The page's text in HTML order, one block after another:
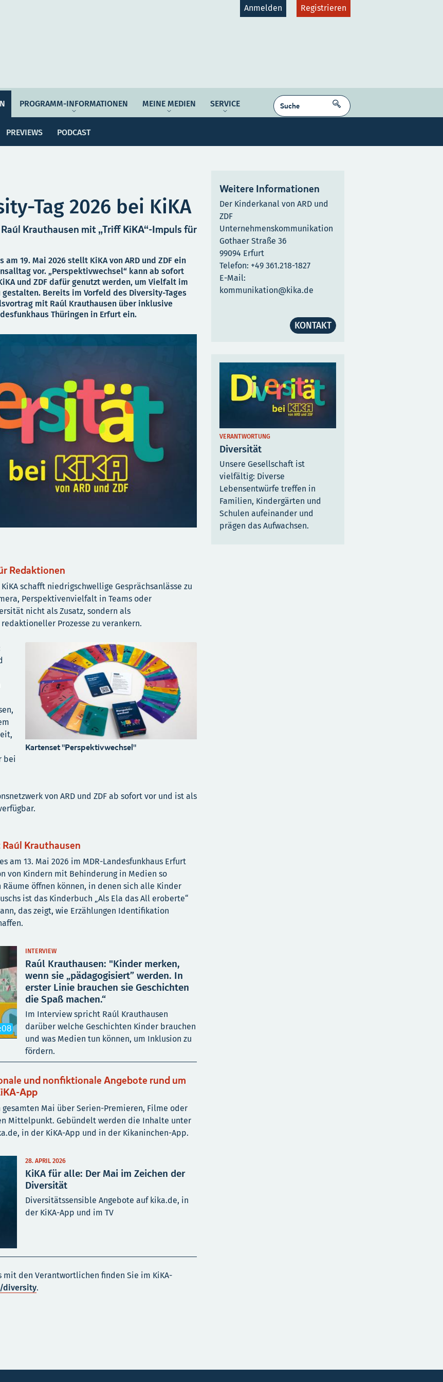
Anmelden Registrieren
PREVIEWS PODCAST
PROGRAMM-INFORMATIONEN MEINE MEDIEN SERVICE SUCHEN
& Philosophie Verantwortung Zielgruppen Plattformen
Dossiers Previews Podcast
Änderungsmeldungen
Tag 2026 bei KiKA
Krauthausen mit „Triff KiKA“-Impuls für
19. Mai 2026 stellt KiKA von ARD und ZDF ein
vor. „Perspektivwechsel“ kann ab sofort
und ZDF dafür genutzt werden, um Vielfalt im
Bereits im Vorfeld des Diversity-Tages
mit Raúl Krauthausen über inklusive
Thüringen in Erfurt ein.
Redaktionen
schafft niedrigschwellige Gesprächsanlässe zu
Perspektivenvielfalt in Teams oder
nicht als Zusatz, sondern als
Prozesse zu verankern.
Kartenset "Perspektivwechsel"
bei
von ARD und ZDF ab sofort vor und ist als
Krauthausen
am 13. Mai 2026 im MDR-Landesfunkhaus Erfurt
von Kindern mit Behinderung in Medien so
öffnen können, in denen sich alle Kinder
ist das Kinderbuch „Als Ela das All eroberte“
das zeigt, wie Erzählungen Identifikation
INTERVIEW
Raúl Krauthausen: "Kinder merken,
wenn sie „pädagogisiert” werden. In
erster Linie brauchen sie Geschichten
die Spaß machen.“
Im Interview spricht Raúl Krauthausen
darüber welche Geschichten Kinder brauchen
und was Medien tun können, um Inklusion zu
fördern.
und nonfiktionale Angebote rund um
App
Mai über Serien-Premieren, Filme oder
Mittelpunkt. Gebündelt werden die Inhalte unter
in der KiKA-App und in der Kikaninchen-App.
28. APRIL 2026
KiKA für alle: Der Mai im Zeichen der
Diversität
Diversitätssensible Angebote auf kika.de, in
der KiKA-App und im TV
den Verantwortlichen finden Sie im KiKA-
diversity.
Weitere Informationen
Der Kinderkanal von ARD und
ZDF
Unternehmenskommunikation
Gothaer Straße 36
99094 Erfurt
Telefon: +49 361.218-1827
E-Mail:
kommunikation@kika.de
KONTAKT
VERANTWORTUNG
Diversität
Unsere Gesellschaft ist
vielfältig: Diverse
Lebensentwürfe treffen in
Familien, Kindergärten und
Schulen aufeinander und
prägen das Aufwachsen.